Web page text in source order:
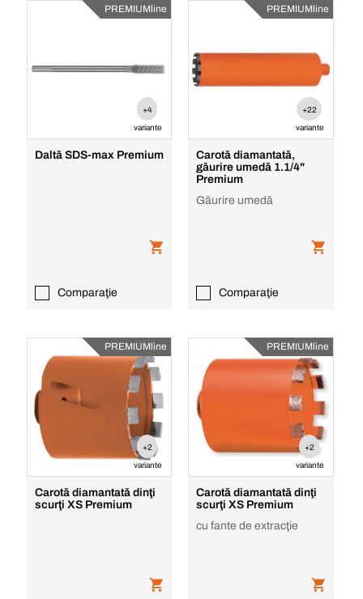
PREMIUMline
+4
variante
Daltă SDS-max Premium
Comparaţie
PREMIUMline
+22
variante
Carotă diamantată,
găurire umedă 1.1/4"
Premium
Găurire umedă
Comparaţie
PREMIUMline
+2
variante
Carotă diamantată dinţi
scurţi XS Premium
PREMIUMline
+2
variante
Carotă diamantată dinţi
scurţi XS Premium
cu fante de extracţie